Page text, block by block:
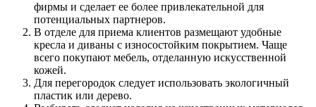
фирмы и сделает ее более привлекательной для
потенциальных партнеров.
В отделе для приема клиентов размещают удобные
кресла и диваны с износостойким покрытием. Чаще
всего покупают мебель, отделанную искусственной
кожей.
Для перегородок следует использовать экологичный
пластик или дерево.